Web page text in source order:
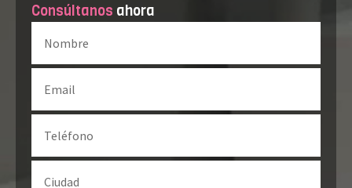
Consúltanos ahora